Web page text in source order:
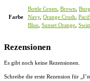
Farbe
Bottle Green Brown
Navy, Orange Crush
Blue Sunset Orange
Rezensionen
Es gibt noch keine Rezensionen.
Schreibe die erste Rezension für